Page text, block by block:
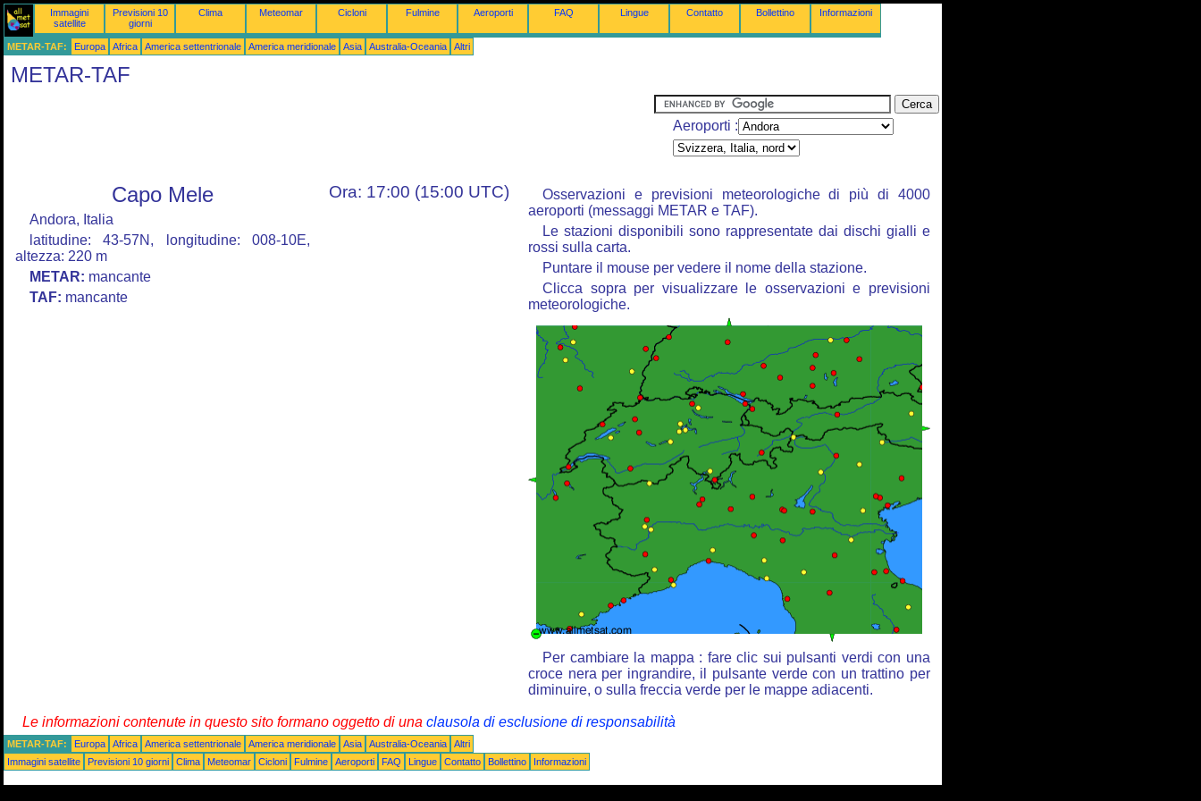
Immagini
satellite
Previsioni 10
giorni
Clima Meteomar Cicloni Fulmine Aeroporti FAQ Lingue Contatto Bollettino Informazioni
METAR-TAF: Europa Africa America settentrionale America meridionale Asia Australia-Oceania Altri
METAR-TAF
Aeroporti :
Capo Mele
Andora, Italia
latitudine: 43-57N, longitudine: 008-10E,
altezza: 220 m
METAR: mancante
TAF: mancante
Ora: 17:00 (15:00 UTC)
Osservazioni e previsioni meteorologiche di più di 4000
aeroporti (messaggi METAR e TAF).
Le stazioni disponibili sono rappresentate dai dischi gialli e
rossi sulla carta.
Puntare il mouse per vedere il nome della stazione.
Clicca sopra per visualizzare le osservazioni e previsioni
meteorologiche.
Per cambiare la mappa : fare clic sui pulsanti verdi con una
croce nera per ingrandire, il pulsante verde con un trattino per
diminuire, o sulla freccia verde per le mappe adiacenti.
Le informazioni contenute in questo sito formano oggetto di una clausola di esclusione di responsabilità
METAR-TAF: Europa Africa America settentrionale America meridionale Asia Australia-Oceania
Altri
Immagini satellite
Previsioni 10 giorni Clima Meteomar Cicloni Fulmine Aeroporti FAQ Lingue Contatto Bollettino Informazioni